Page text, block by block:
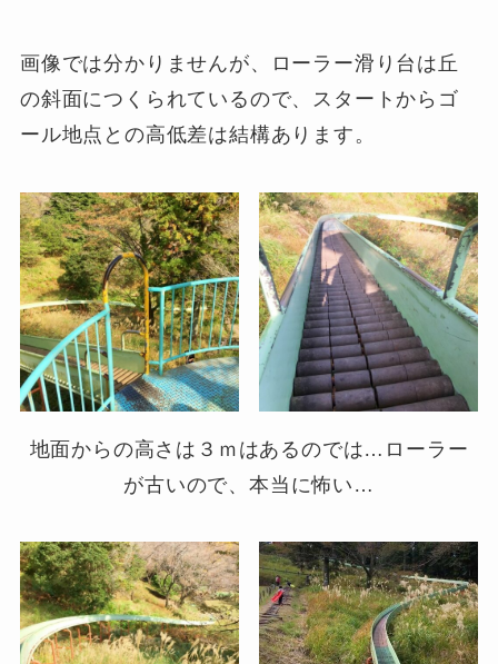
画像では分かりませんが、ローラー滑り台は丘
の斜面につくられているので、スタートからゴ
ール地点との高低差は結構あります。
地面からの高さは３ｍはあるのでは…ローラー
が古いので、本当に怖い…